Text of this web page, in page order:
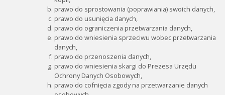
prawo do sprostowania (poprawiania) swoich danych,
prawo do usunięcia danych,
prawo do ograniczenia przetwarzania danych,
prawo do wniesienia sprzeciwu wobec przetwarzania
danych,
prawo do przenoszenia danych,
prawo do wniesienia skargi do Prezesa Urzędu
Ochrony Danych Osobowych,
prawo do cofnięcia zgody na przetwarzanie danych